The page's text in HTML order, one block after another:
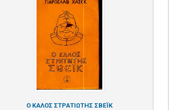
Ο ΚΑΛΟΣ ΣΤΡΑΤΙΩΤΗΣ ΣΒΕΪΚ